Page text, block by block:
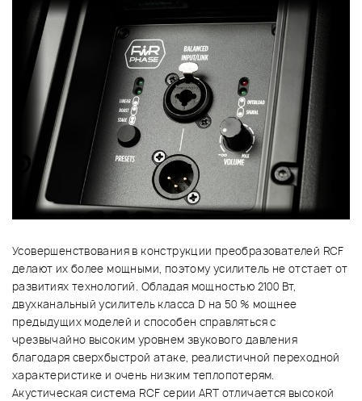
Усовершенствования в конструкции преобразователей RCF
делают их более мощными, поэтому усилитель не отстает от
развитиях технологий. Обладая мощностью 2100 Вт,
двухканальный усилитель класса D на 50 % мощнее
предыдущих моделей и способен справляться с
чрезвычайно высоким уровнем звукового давления
благодаря сверхбыстрой атаке, реалистичной переходной
характеристике и очень низким теплопотерям.
Акустическая система RCF серии ART отличается высокой